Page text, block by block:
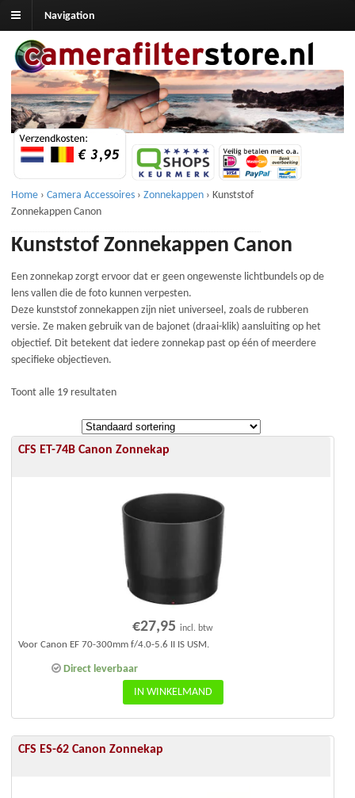
Navigation
Home › Camera Accessoires › Zonnekappen › Kunststof
Zonnekappen Canon
Kunststof Zonnekappen Canon
Een zonnekap zorgt ervoor dat er geen ongewenste lichtbundels op de
lens vallen die de foto kunnen verpesten.
Deze kunststof zonnekappen zijn niet universeel, zoals de rubberen
versie. Ze maken gebruik van de bajonet (draai-klik) aansluiting op het
objectief. Dit betekent dat iedere zonnekap past op één of meerdere
specifieke objectieven.
Toont alle 19 resultaten
CFS ET-74B Canon Zonnekap
€27,95 incl. btw
Direct leverbaar
Voor Canon EF 70-300mm f/4.0-5.6 II IS USM.
IN WINKELMAND
CFS ES-62 Canon Zonnekap